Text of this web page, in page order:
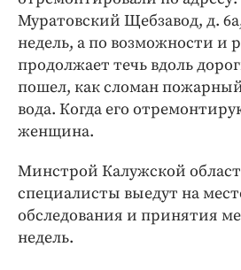
Клиника года
Бренд года
Работодатель года
Муратовский Щебзавод, д.
недель, а по возможности и
продолжает течь вдоль
пошел, как сломан
вода. Когда его
женщина.
Минстрой Калужской
специалисты выедут на
обследования и принятия
недель.